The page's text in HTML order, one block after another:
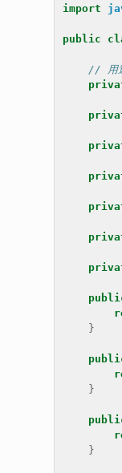
import
public
// 用途
}
}
}